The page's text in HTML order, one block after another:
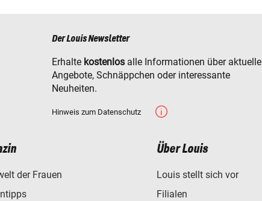
Der Louis Newsletter
Erhalte kostenlos alle Informationen über aktuelle
Angebote, Schnäppchen oder interessante
Neuheiten.
Hinweis zum Datenschutz
der Frauen
Über Louis
Louis stellt sich vor
Filialen